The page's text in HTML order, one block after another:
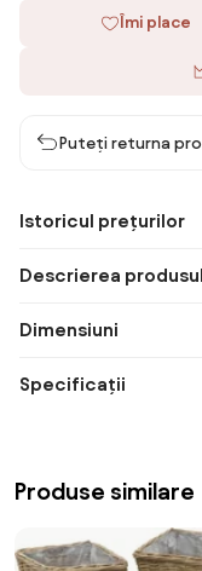
Îmi place
Puteți returna
Istoricul prețurilor
Descrierea
Dimensiuni
Specificații
Produse similare